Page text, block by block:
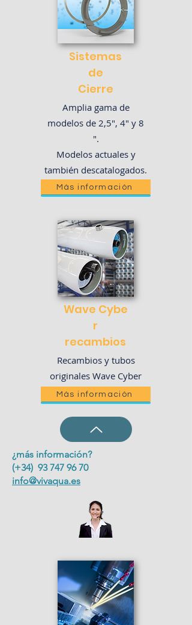
Sistemas
de
Cierre
Amplia gama de
modelos de 2,5", 4" y 8
".
Modelos actuales y
también descatalogados.
Más información
Wave Cybe
r
recambios
Recambios y tubos
originales Wave Cyber
Más información
¿más información?
(+34) 93 747 96 70
info@vivaqua.es